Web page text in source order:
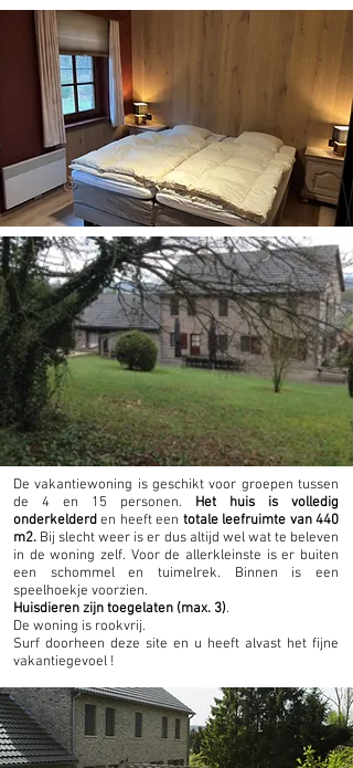
De vakantiewoning is geschikt voor groepen tussen
de 4 en 15 personen. Het huis is volledig
onderkelderden heeft een totale leefruimte van 440
m2. Bij slecht weer is er dus altijd wel wat te beleven
in de woning zelf. Voor de allerkleinste is er buiten
een schommel en tuimelrek. Binnen is een
speelhoekje voorzien.
Huisdieren zijn toegelaten (max. 3).
De woning is rookvrij.
Surf doorheen deze site en u heeft alvast het fijne
vakantiegevoel !